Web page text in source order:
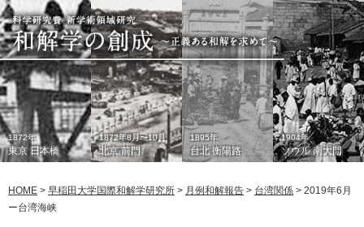
1872年
東京 日本橋
1872年8月〜10月
北京 前門
1895年
台北 衡陽路
1904年
ソウル 南大門
HOME > 早稲田大学国際和解学研究所 > 月例和解報告 > 台湾関係 > 2019年6月
ー台湾海峡